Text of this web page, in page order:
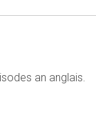
an anglais.